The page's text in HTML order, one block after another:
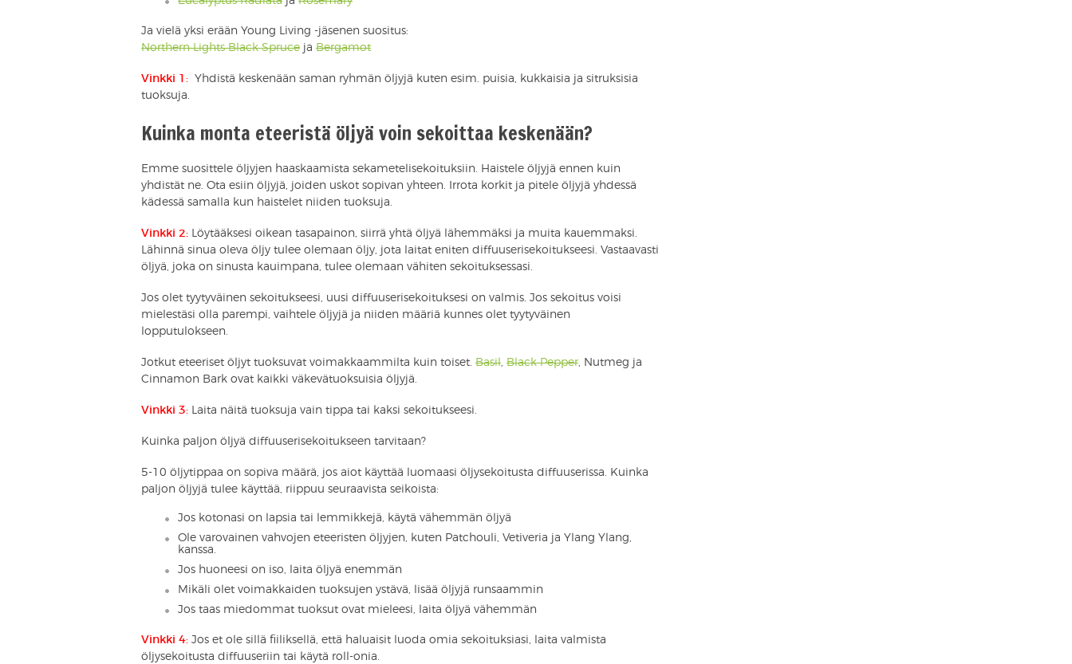
Ja vielä yksi erään Young Living -jäsenen suositus:
Northern Lights Black Spruce ja Bergamot
Vinkki 1: Yhdistä keskenään saman ryhmän öljyjä kuten esim. puisia, kukkaisia ja sitruksisia
tuoksuja.
Kuinka monta eteeristä öljyä voin sekoittaa keskenään?
Emme suosittele öljyjen haaskaamista sekametelisekoituksiin. Haistele öljyjä ennen kuin
yhdistät ne. Ota esiin öljyjä, joiden uskot sopivan yhteen. Irrota korkit ja pitele öljyjä yhdessä
kädessä samalla kun haistelet niiden tuoksuja.
Vinkki 2: Löytääksesi oikean tasapainon, siirrä yhtä öljyä lähemmäksi ja muita kauemmaksi.
Lähinnä sinua oleva öljy tulee olemaan öljy, jota laitat eniten diffuuserisekoitukseesi. Vastaavasti
öljyä, joka on sinusta kauimpana, tulee olemaan vähiten sekoituksessasi.
Jos olet tyytyväinen sekoitukseesi, uusi diffuuserisekoituksesi on valmis. Jos sekoitus voisi
mielestäsi olla parempi, vaihtele öljyjä ja niiden määriä kunnes olet tyytyväinen
lopputulokseen.
Jotkut eteeriset öljyt tuoksuvat voimakkaammilta kuin toiset. Basil, Black Pepper, Nutmeg ja
Cinnamon Bark ovat kaikki väkevätuoksuisia öljyjä.
Vinkki 3: Laita näitä tuoksuja vain tippa tai kaksi sekoitukseesi.
Kuinka paljon öljyä diffuuserisekoitukseen tarvitaan?
5-10 öljytippaa on sopiva määrä, jos aiot käyttää luomaasi öljysekoitusta diffuuserissa. Kuinka
paljon öljyjä tulee käyttää, riippuu seuraavista seikoista:
Jos kotonasi on lapsia tai lemmikkejä, käytä vähemmän öljyä
Ole varovainen vahvojen eteeristen öljyjen, kuten Patchouli, Vetiveria ja Ylang Ylang,
kanssa.
Jos huoneesi on iso, laita öljyä enemmän
Mikäli olet voimakkaiden tuoksujen ystävä, lisää öljyjä runsaammin
Jos taas miedommat tuoksut ovat mieleesi, laita öljyä vähemmän
Vinkki 4: Jos et ole sillä fiiliksellä, että haluaisit luoda omia sekoituksiasi, laita valmista
öljysekoitusta diffuuseriin tai käytä roll-onia.